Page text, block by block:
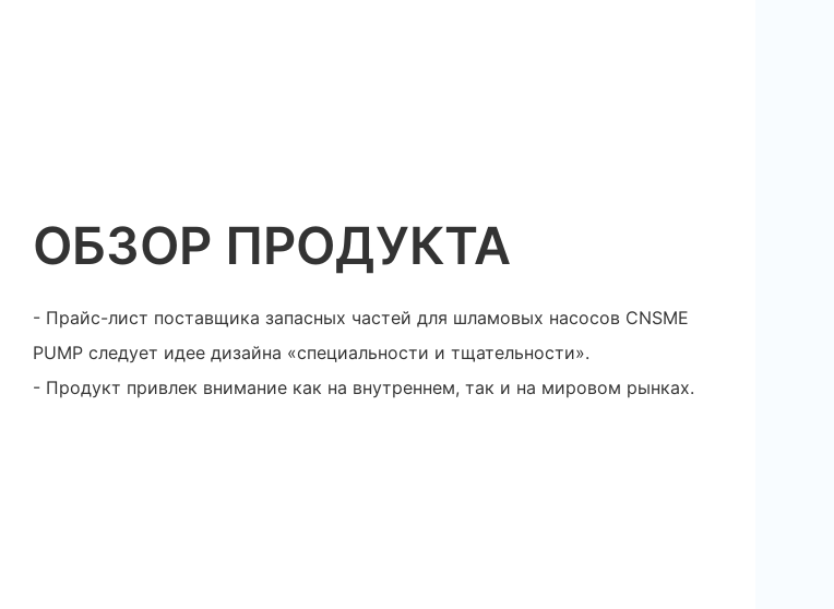
ОБЗОР ПРОДУКТА
- Прайс-лист поставщика запасных частей для шламовых насосов CNSME
PUMP следует идее дизайна «специальности и тщательности».
- Продукт привлек внимание как на внутреннем, так и на мировом рынках.